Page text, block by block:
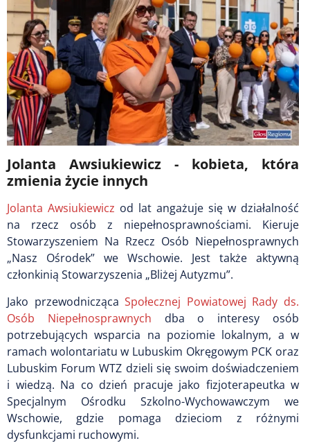
Jolanta Awsiukiewicz - kobieta, która
zmienia życie innych
Jolanta Awsiukiewicz od lat angażuje się w działalność
na rzecz osób z niepełnosprawnościami. Kieruje
Stowarzyszeniem Na Rzecz Osób Niepełnosprawnych
„Nasz Ośrodek” we Wschowie. Jest także aktywną
członkinią Stowarzyszenia „Bliżej Autyzmu”.
Jako przewodniczącaSpołecznej Powiatowej Rady ds.
Osób Niepełnosprawnych dba o interesy osób
potrzebujących wsparcia na poziomie lokalnym, a w
ramach wolontariatu w Lubuskim Okręgowym PCK oraz
Lubuskim Forum WTZ dzieli się swoim doświadczeniem
i wiedzą. Na co dzień pracuje jako fizjoterapeutka w
Specjalnym Ośrodku Szkolno-Wychowawczym we
Wschowie, gdzie pomaga dzieciom z różnymi
dysfunkcjami ruchowymi.